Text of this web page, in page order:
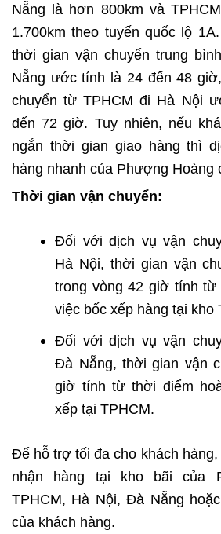
Nẵng là hơn 800km và
1.700km theo tuyến quốc lộ
thời gian vận chuyển trung
Nẵng ước tính là 24 đến 48
chuyển từ TPHCM đi Hà Nội
đến 72 giờ. Tuy nhiên, nếu
ngắn thời gian giao hàng thì
hàng nhanh của Phượng Hoàng
Thời gian vận chuyển:
Đối với dịch vụ vận
Hà Nội, thời gian vận
trong vòng 42 giờ tính
việc bốc xếp hàng tại kho
Đối với dịch vụ vận
Đà Nẵng, thời gian vận
giờ tính từ thời điểm
xếp tại TPHCM.
Để hỗ trợ tối đa cho khách
nhận hàng tại kho bãi của
TPHCM, Hà Nội, Đà Nẵng
của khách hàng.